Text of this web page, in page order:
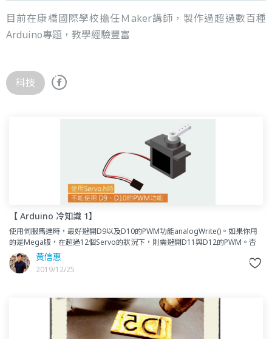
目前在康橋國際學校擔任Ｍaker講師，製作過超過數百種
Arduino專題，教學經驗豐富
科技
【 Arduino 冷知識 1】
使用伺服馬達時，最好避開D9以及D10的PWM功能analogWrite()。如果你用
的是Mega版，在超過12個Servo的狀況下，則需避開D11與D12的PWM。否
則，PWM可能不會正常執行，或是
黃信惠
2019/12/25